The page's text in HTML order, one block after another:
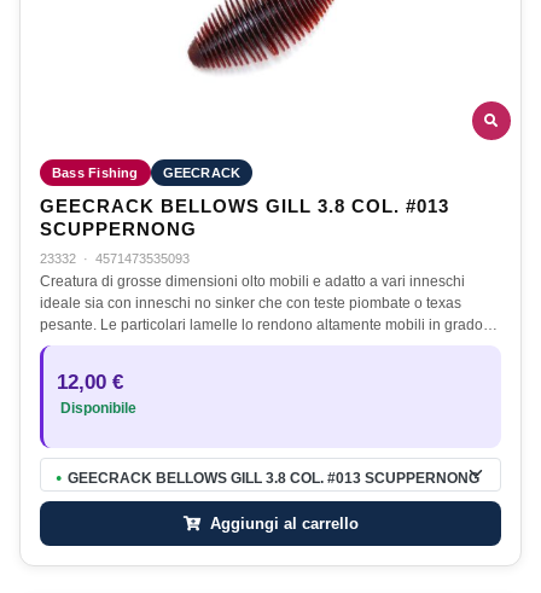
Bass Fishing GEECRACK
GEECRACK BELLOWS GILL 3.8 COL. #013
SCUPPERNONG
23332 · 4571473535093
Creatura di grosse dimensioni olto mobili e adatto a vari inneschi
ideale sia con inneschi no sinker che con teste piombate o texas
pesante. Le particolari lamelle lo rendono altamente mobili in grado…
12,00 €
Disponibile
● GEECRACK BELLOWS GILL 3.8 COL. #013 SCUPPERNONG
Aggiungi al carrello